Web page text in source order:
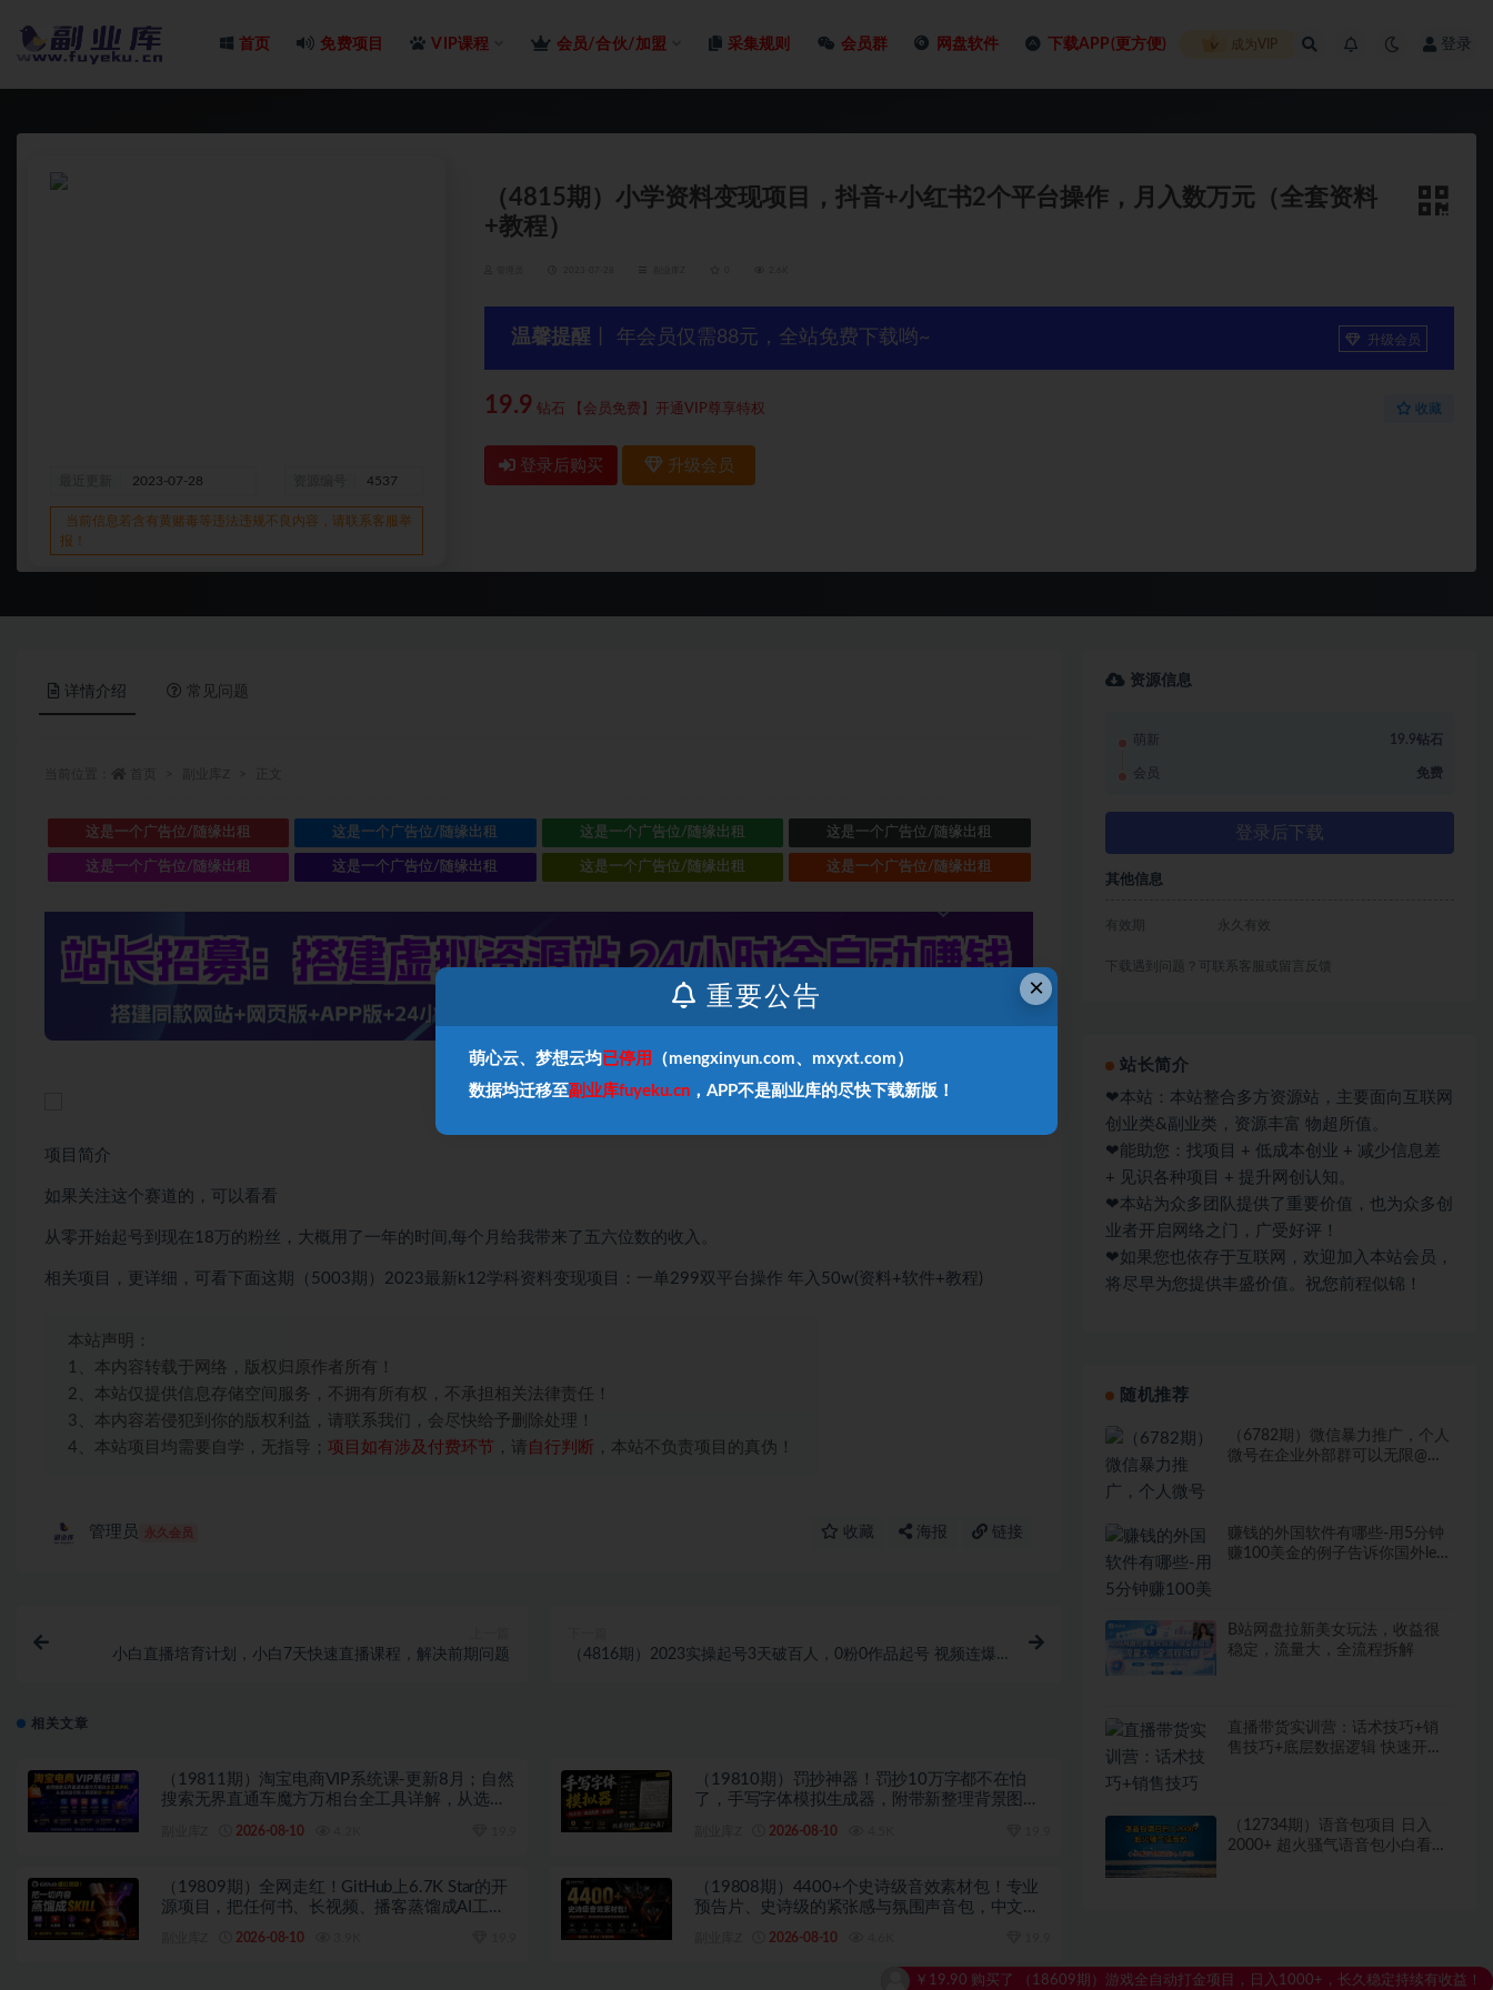
首页 免费项目 VIP课程 会员/合伙/加盟 采集规则 会员群 网盘软件 下载APP(更方便) 成为VIP 登录
2023-07-28 4537
当前信息若含有黄赌毒等违法违规不良内容，请联系客服举
报！
（4815期）小学资料变现项目，抖音+小红书2个平台操作，月入数万元（全套资料
+教程）
温馨提醒 丨 年会员仅需88元，全站免费下载哟~ 升级会员
19.9 钻石 【会员免费】开通VIP尊享特权 收藏
登录后购买 升级会员
详情介绍 常见问题
这是一个广告位/随缘出租 这是一个广告位/随缘出租 这是一个广告位/随缘出租 这是一个广告位/随缘出租
这是一个广告位/随缘出租 这是一个广告位/随缘出租 这是一个广告位/随缘出租 这是一个广告位/随缘出租
项目简介
如果关注这个赛道的，可以看看
从零开始起号到现在18万的粉丝，大概用了一年的时间,每个月给我带来了五六位数的收入。
相关项目，更详细，可看下面这期（5003期）2023最新k12学科资料变现项目：一单299双平台操作 年入50w(资料+软件+教程)
本站声明：
1、本内容转载于网络，版权归原作者所有！
2、本站仅提供信息存储空间服务，不拥有所有权，不承担相关法律责任！
3、本内容若侵犯到你的版权利益，请联系我们，会尽快给予删除处理！
4、本站项目均需要自学，无指导； 项目如有涉及付费环节 ，请 自行判断 ，本站不负责项目的真伪！
管理员 永久会员 收藏 海报 链接
小白直播培育计划，小白7天快速直播课程，解决前期问题
（4816期）2023实操起号3天破百人，0粉0作品起号 视频连爆
相关文章
（19811期）淘宝电商VIP系统课-更新8月；自然
搜索无界直通车魔方万相台全工具详解，从选词
2026-08-10
（19810期）罚抄神器！罚抄10万字都不在怕
了，手写字体模拟生成器，附带新整理背景图和
2026-08-10
（19809期）全网走红！GitHub上6.7K Star的开
源项目，把任何书、长视频、播客蒸馏成AI工
2026-08-10
（19808期）4400+个史诗级音效素材包！专业
预告片、史诗级的紧张感与氛围声音包，中文分
2026-08-10
资源信息
萌新 19.9钻石
会员 免费
登录后下载
其他信息
有效期 永久有效
下载遇到问题？可联系客服或留言反馈
站长简介
❤本站：本站整合多方资源站，主要面向互联网
创业类&副业类，资源丰富 物超所值。
❤能助您：找项目 + 低成本创业 + 减少信息差
+ 见识各种项目 + 提升网创认知。
❤本站为众多团队提供了重要价值，也为众多创
业者开启网络之门，广受好评！
❤如果您也依存于互联网，欢迎加入本站会员，
将尽早为您提供丰盛价值。祝您前程似锦！
随机推荐
（6782期）微信暴力推广，个人
微号在企业外部群可以无限@所
赚钱的外国软件有哪些-用5分钟
赚100美金的例子告诉你国外lead
B站网盘拉新美女玩法，收益很
稳定，流量大，全流程拆解
直播带货实训营：话术技巧+销
售技巧+底层数据逻辑 快速开启
（12734期）语音包项目 日入
2000+ 超火骚气语音包小白看完
×
重要公告
萌心云、梦想云均 已停用
（mengxinyun.com、mxyxt.com）
数据均迁移至副业库fuyeku.cn ，APP不是副业库的尽快下载新版！